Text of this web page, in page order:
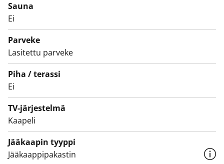
Sauna
Ei
Parveke
Lasitettu parveke
Piha / terassi
Ei
TV-järjestelmä
Kaapeli
Jääkaapin tyyppi
Jääkaappipakastin